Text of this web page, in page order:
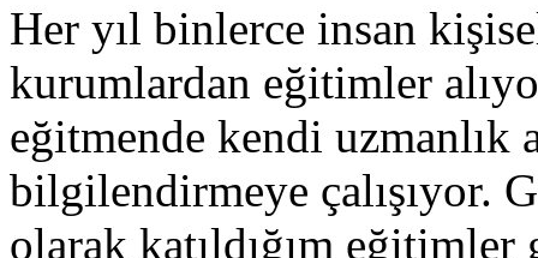
Her yıl binlerce insan
kurumlardan eğitimler
eğitmende kendi
bilgilendirmeye çalışıyor.
olarak katıldığım